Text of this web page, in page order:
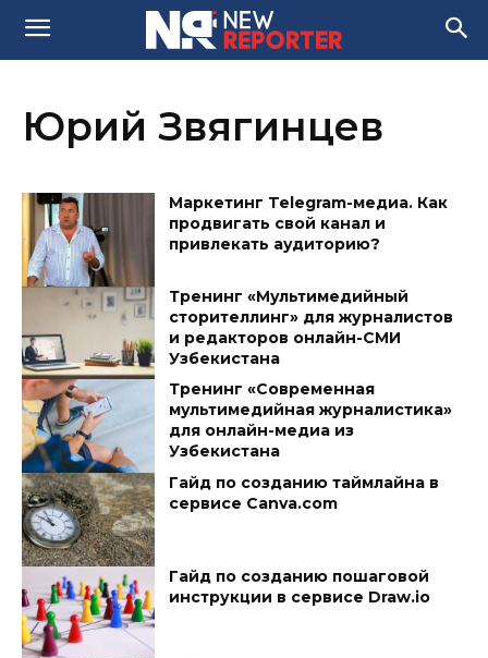
Юрий Звягинцев
Маркетинг Telegram-медиа. Как
продвигать свой канал и
привлекать аудиторию?
Тренинг «Мультимедийный
сторителлинг» для журналистов
и редакторов онлайн-СМИ
Узбекистана
Тренинг «Современная
мультимедийная журналистика»
для онлайн-медиа из
Узбекистана
Гайд по созданию таймлайна в
сервисе Canva.com
Гайд по созданию пошаговой
инструкции в сервисе Draw.io